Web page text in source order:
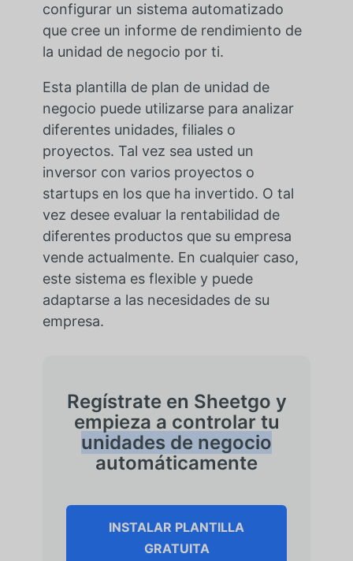
configurar un sistema automatizado
que cree un informe de rendimiento de
la unidad de negocio por ti.
Esta plantilla de plan de unidad de
negocio puede utilizarse para analizar
diferentes unidades, filiales o
proyectos. Tal vez sea usted un
inversor con varios proyectos o
startups en los que ha invertido. O tal
vez desee evaluar la rentabilidad de
diferentes productos que su empresa
vende actualmente. En cualquier caso,
este sistema es flexible y puede
adaptarse a las necesidades de su
empresa.
Regístrate en Sheetgo y
empieza a controlar tu
unidades de negocio
automáticamente
INSTALAR PLANTILLA
GRATUITA